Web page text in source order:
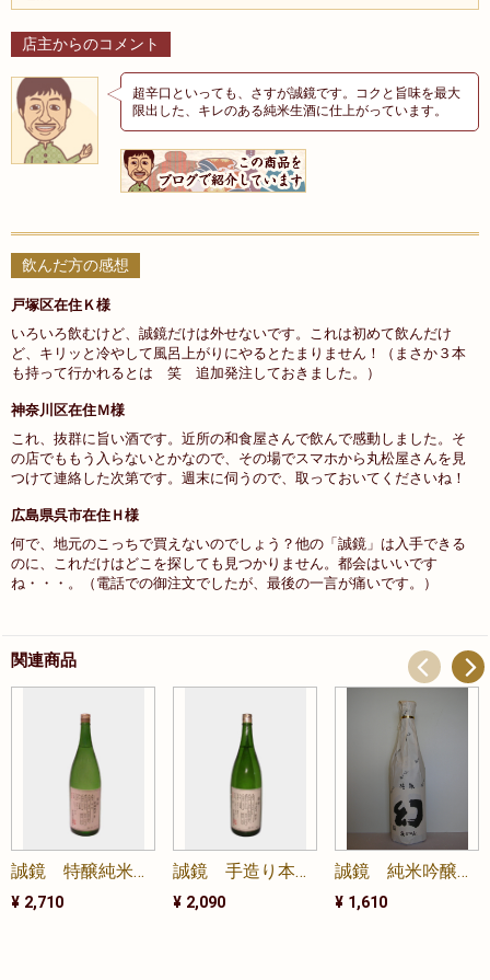
店主からのコメント
超辛口といっても、さすが誠鏡です。コクと旨味を最大
限出した、キレのある純米生酒に仕上がっています。
飲んだ方の感想
戸塚区在住Ｋ様
いろいろ飲むけど、誠鏡だけは外せないです。これは初めて飲んだけ
ど、キリッと冷やして風呂上がりにやるとたまりません！（まさか３本
も持って行かれるとは 笑 追加発注しておきました。）
神奈川区在住Ｍ様
これ、抜群に旨い酒です。近所の和食屋さんで飲んで感動しました。そ
の店でももう入らないとかなので、その場でスマホから丸松屋さんを見
つけて連絡した次第です。週末に伺うので、取っておいてくださいね！
広島県呉市在住Ｈ様
何で、地元のこっちで買えないのでしょう？他の「誠鏡」は入手できる
のに、これだけはどこを探しても見つかりません。都会はいいです
ね・・・。（電話での御注文でしたが、最後の一言が痛いです。）
関連商品
誠鏡 特醸純米 生 雄町 1800ml
¥ 2,710
誠鏡 手造り本生 1800ml
¥ 2,090
誠鏡 純米吟醸 幻 720ml
¥ 1,610